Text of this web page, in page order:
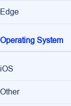
Edge
Operating System
iOS
Other